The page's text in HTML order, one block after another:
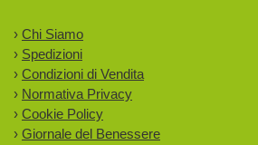
› Chi Siamo
› Spedizioni
› Condizioni di Vendita
› Normativa Privacy
› Cookie Policy
› Giornale del Benessere